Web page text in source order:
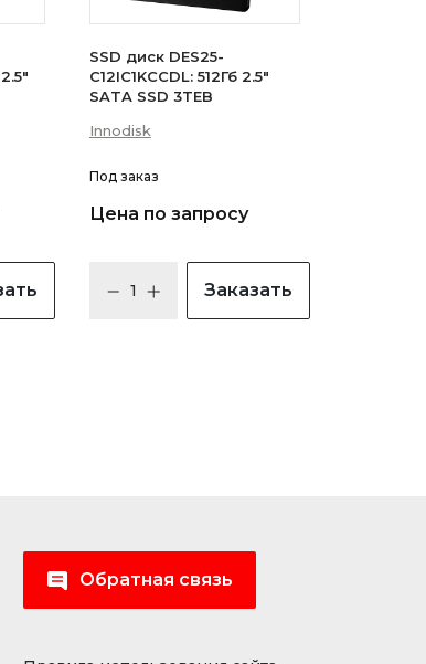
SSD диск DES25-
C12IC1KCCDL: 512Гб 2.5"
SATA SSD 3TEB
Innodisk
Под заказ
Цена по запросу
Заказать
Обратная связь